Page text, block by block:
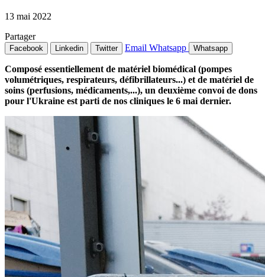
13 mai 2022
Partager
Facebook Linkedin Twitter Email Whatsapp Whatsapp
Composé essentiellement de matériel biomédical (pompes
volumétriques, respirateurs, défibrillateurs...) et de matériel de
soins (perfusions, médicaments,...), un deuxième convoi de dons
pour l'Ukraine est parti de nos cliniques le 6 mai dernier.